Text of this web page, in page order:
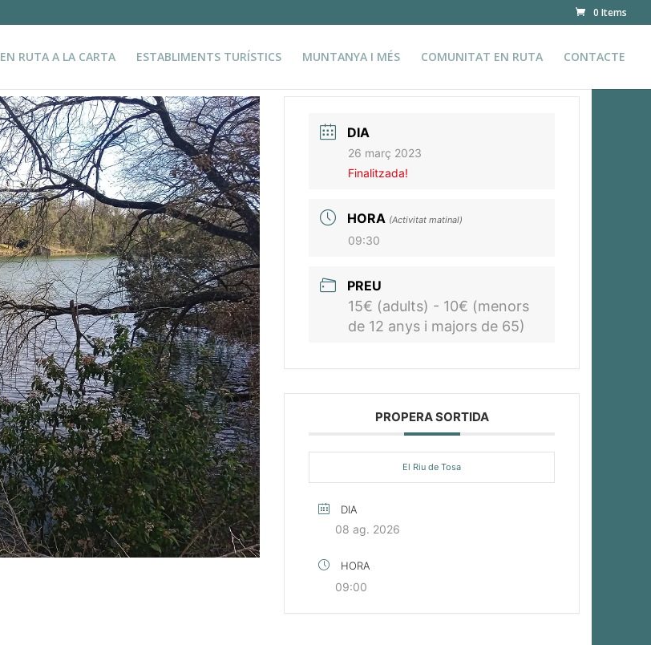
0 Items
EN RUTA A LA CARTA ESTABLIMENTS TURÍSTICS MUNTANYA I MÉS COMUNITAT EN RUTA CONTACTE
DIA
26 març 2023
Finalitzada!
HORA (Activitat matinal)
09:30
PREU
15€ (adults) - 10€ (menors
de 12 anys i majors de 65)
PROPERA SORTIDA
El Riu de Tosa
DIA
08 ag. 2026
HORA
09:00